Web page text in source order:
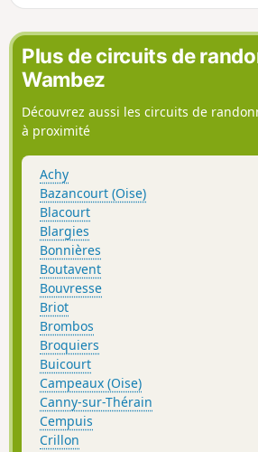
Plus de circuits de
Wambez
Découvrez aussi les circuits de
à proximité
Achy
Bazancourt (Oise)
Blacourt
Blargies
Bonnières
Boutavent
Bouvresse
Briot
Brombos
Broquiers
Buicourt
Campeaux (Oise)
Canny-sur-Thérain
Cempuis
Crillon